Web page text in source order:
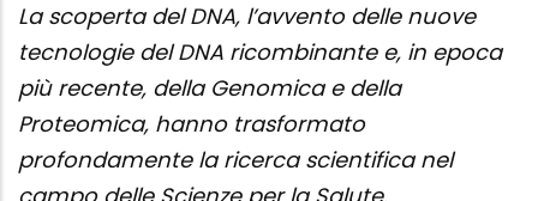
La scoperta del DNA, l’avvento delle nuove
tecnologie del DNA ricombinante e, in epoca
più recente, della Genomica e della
Proteomica, hanno trasformato
profondamente la ricerca scientifica nel